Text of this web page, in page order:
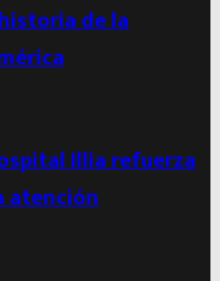
de la
Illia refuerza
atención